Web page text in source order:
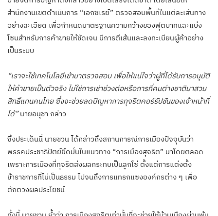
สำนักงานเขตดำเนินการ “เอกซเรย์” ตรวจสอบพื้นที่ในแต่ละเส้นทาง
อย่างละเอียด เพื่อกำหนดมาตรฐานความกว้างของฟุตบาทและแบ่ง
โซนสำหรับการค้าขายให้ชัดเจน มีการตีเส้นและลงทะเบียนผู้ค้าอย่าง
เป็นระบบ
“เราจะใช้เทคโนโลยีเข้ามาตรวจสอบ เพื่อให้แน่ใจว่าผู้ที่ได้รับการอนุมัติ
ให้ค้าขายเป็นตัวจริง ไม่ใช่การเช่าช่วงต่อหรือการที่คนต่างชาติมาสวม
สิทธิ์แทนคนไทย ซึ่งจะช่วยลดปัญหาการทุจริตคอร์รัปชันของเจ้าหน้าที่
ได้”นายอนุชา กล่าว
ซึ่งประเด็นนี้ นายชวน ได้กล่าวถึงสถานการณ์การเมืองปัจจุบันว่า
พรรคประชาธิปัตย์ยึดมั่นในแนวทาง “การเมืองสุจริต” มาโดยตลอด
เพราะการเมืองที่ทุจริตส่งผลกระทบเป็นลูกโซ่ ตั้งแต่การแต่งตั้ง
ข้าราชการที่ไม่เป็นธรรม ไปจนถึงการแทรกแซงองค์กรต่าง ๆ เพื่อ
ตักตวงผลประโยชน์